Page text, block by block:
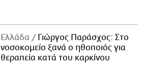
Ελλάδα
Γιώργος Παράσχος: Στο
νοσοκομείο ξανά ο ηθοποιός για
θεραπεία κατά του καρκίνου